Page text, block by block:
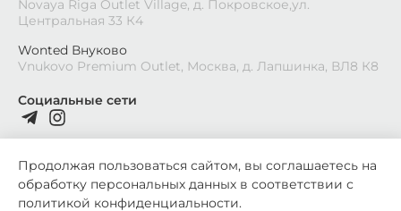
Социальные сети
Novaya Riga Outlet Village, д. Покровское,ул.
Центральная 33 К4
Wonted Внуково
Vnukovo Premium Outlet, Москва, д. Лапшинка, ВЛ8 К8
2026©Wonted
Продолжая пользоваться сайтом, вы соглашаетесь на
обработку персональных данных в соответствии с
политикой конфиденциальности.